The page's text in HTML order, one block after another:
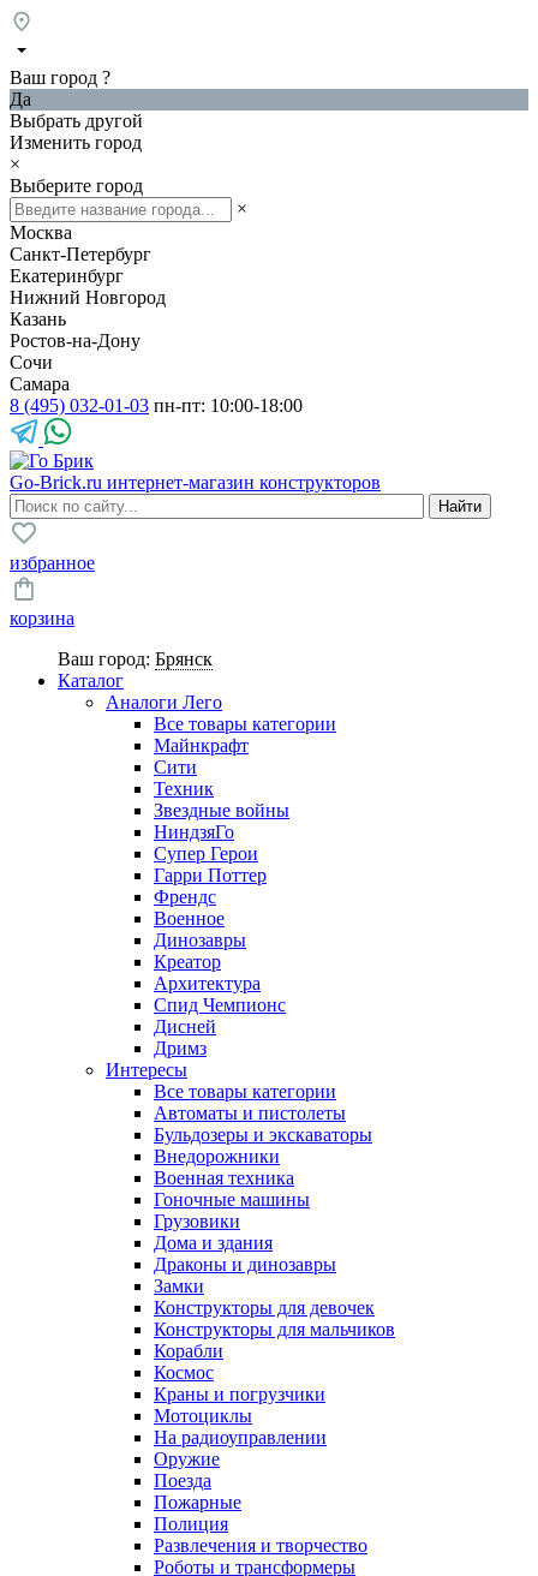
Ваш город ?
Да
Выбрать другой
Изменить город
×
Выберите город
×
Москва
Санкт-Петербург
Екатеринбург
Нижний Новгород
Казань
Ростов-на-Дону
Сочи
Самара
8 (495) 032-01-03 пн-пт: 10:00-18:00
Go-Brick.ru интернет-магазин конструкторов
избранное
корзина
Ваш город: Брянск
Каталог
Аналоги Лего
Все товары категории
Майнкрафт
Сити
Техник
Звездные войны
НиндзяГо
Супер Герои
Гарри Поттер
Френдс
Военное
Динозавры
Креатор
Архитектура
Спид Чемпионс
Дисней
Дримз
Интересы
Все товары категории
Автоматы и пистолеты
Бульдозеры и экскаваторы
Внедорожники
Военная техника
Гоночные машины
Грузовики
Дома и здания
Драконы и динозавры
Замки
Конструкторы для девочек
Конструкторы для мальчиков
Корабли
Космос
Краны и погрузчики
Мотоциклы
На радиоуправлении
Оружие
Поезда
Пожарные
Полиция
Развлечения и творчество
Роботы и трансформеры